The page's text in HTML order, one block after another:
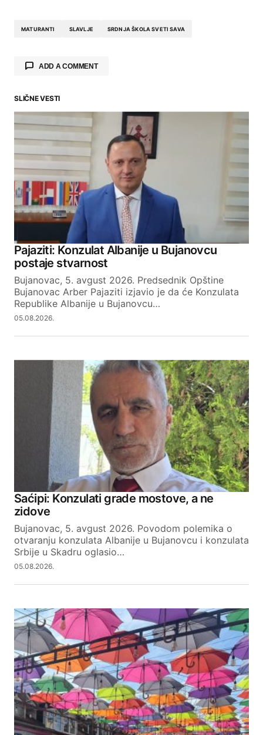
MATURANTI SLAVLJE SRDNJA ŠKOLA SVETI SAVA
ADD A COMMENT
Your email address will not be published.
Required fields are marked
Comment
Your Name
Your E-mail
SUBMIT COMMENT
SLIČNE VESTI
Pajaziti: Konzulat Albanije u Bujanovcu
postaje stvarnost
Bujanovac, 5. avgust 2026. Predsednik Opštine
Bujanovac Arber Pajaziti izjavio je da će Konzulata
Republike Albanije u Bujanovcu…
05.08.2026.
Saćipi: Konzulati grade mostove, a ne
zidove
Bujanovac, 5. avgust 2026. Povodom polemika o
otvaranju konzulata Albanije u Bujanovcu i konzulata
Srbije u Skadru oglasio…
05.08.2026.